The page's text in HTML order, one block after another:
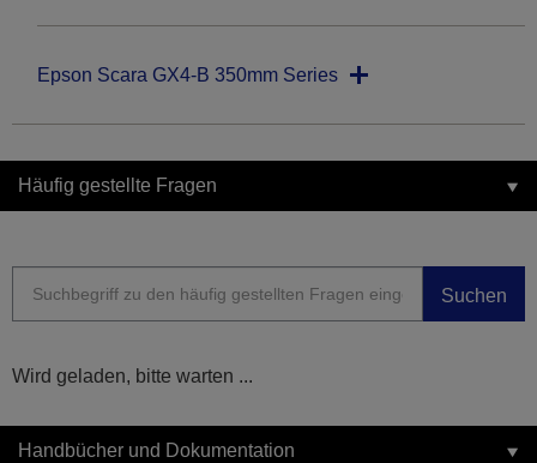
Epson Scara GX4-B 350mm Series
Häufig gestellte Fragen
Suchen
Wird geladen, bitte warten ...
Handbücher und Dokumentation